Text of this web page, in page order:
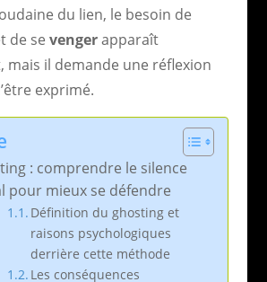
du lien, le besoin de
de se vengerapparaît
mais il demande une réflexion
exprimé.
: comprendre le silence
pour mieux se défendre
Définition du ghosting et
raisons psychologiques
derrière cette méthode
Les conséquences